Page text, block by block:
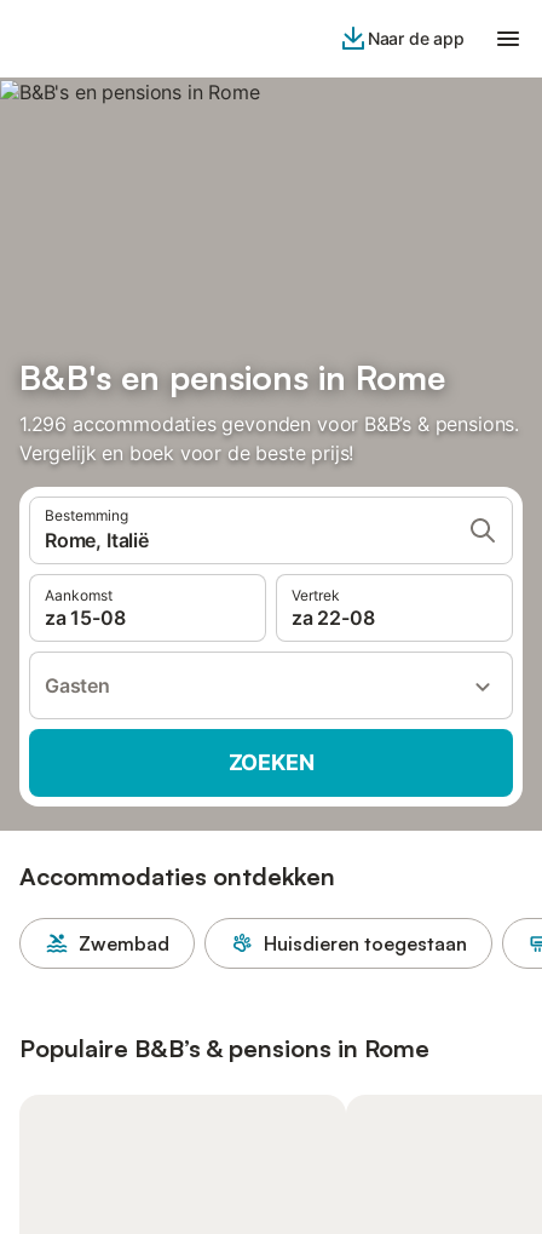
Naar de app
B&B's en pensions in Rome
1.296 accommodaties gevonden voor B&B’s & pensions.
Vergelijk en boek voor de beste prijs!
Bestemming
Rome, Italië
Aankomst
za 15-08
Vertrek
za 22-08
Gasten
ZOEKEN
Accommodaties ontdekken
Zwembad Huisdieren toegestaan
Populaire B&B’s & pensions in Rome